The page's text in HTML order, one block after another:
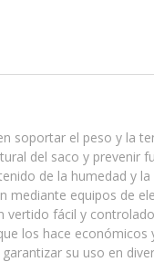
soportar el peso y la
del saco y prevenir
de la humedad y la
mediante equipos de
vertido fácil y
los hace económicos
su uso en